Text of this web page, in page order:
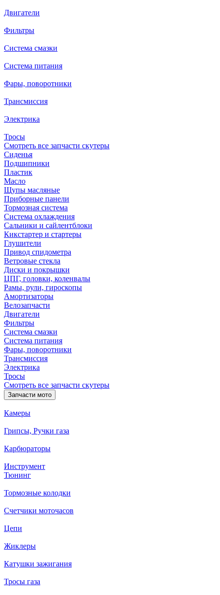
Двигатели
Фильтры
Система смазки
Система питания
Фары, поворотники
Трансмиссия
Электрика
Тросы
Смотреть все запчасти скутеры
Сиденья
Подшипники
Пластик
Масло
Щупы масляные
Приборные панели
Тормозная система
Система охлаждения
Сальники и сайлентблоки
Кикстартер и стартеры
Глушители
Привод спидометра
Ветровые стекла
Диски и покрышки
ЦПГ, головки, коленвалы
Рамы, рули, гироскопы
Амортизаторы
Велозапчасти
Двигатели
Фильтры
Система смазки
Система питания
Фары, поворотники
Трансмиссия
Электрика
Тросы
Смотреть все запчасти скутеры
Запчасти мото
Камеры
Грипсы, Ручки газа
Карбюраторы
Инструмент
Тюнинг
Тормозные колодки
Счетчики моточасов
Цепи
Жиклеры
Катушки зажигания
Тросы газа